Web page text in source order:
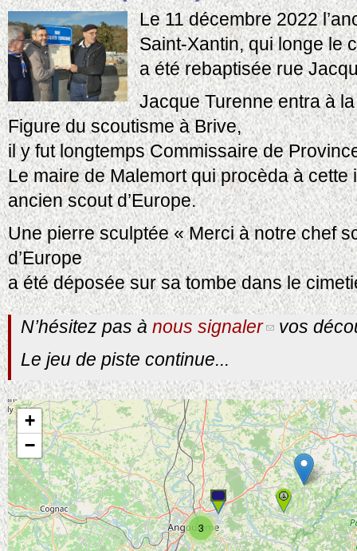
Le 11 décembre 2022
Saint-Xantin, qui longe le
a été rebaptisée rue
Jacque Turenne entra à
Figure du scoutisme à Brive,
il y fut longtemps Commissaire de
Le maire de Malemort qui procèda à
ancien scout d’Europe.
Une pierre sculptée « Merci à notre chef
d’Europe
a été déposée sur sa tombe dans le
N’hésitez pas à nous signaler
vos
Le jeu de piste continue...
3
+
−